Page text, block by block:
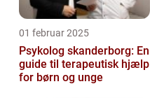
01 februar 2025
Psykolog skanderborg: En
guide til terapeutisk hjælp
for børn og unge